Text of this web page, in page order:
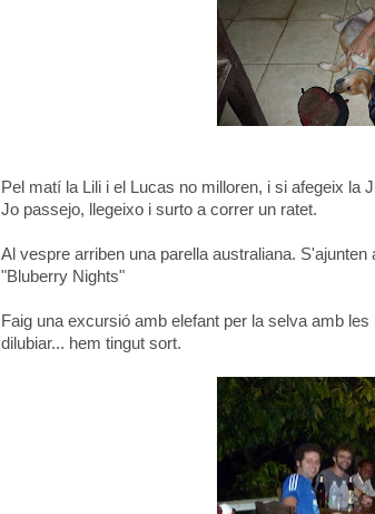
Pel matí la Lili i el Lucas no milloren, i si afegeix la
Jo passejo, llegeixo i surto a correr un ratet.
Al vespre arriben una parella australiana.
"Bluberry Nights"
Faig una excursió amb elefant per la selva amb
dilubiar... hem tingut sort.